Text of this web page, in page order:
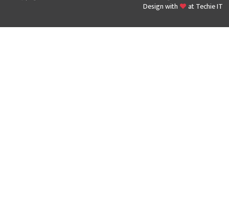
Design with
atTechie IT